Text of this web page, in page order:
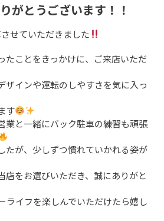
がとうございます！！
せていただきました
たことをきっかけに、ご来店いただ
ザインや運転のしやすさを気に入っ
す
業と一緒にバック駐車の練習も頑張
たが、少しずつ慣れていかれる姿が
店をお選びいただき、誠にありがと
ライフを楽しんでいただけたら嬉し